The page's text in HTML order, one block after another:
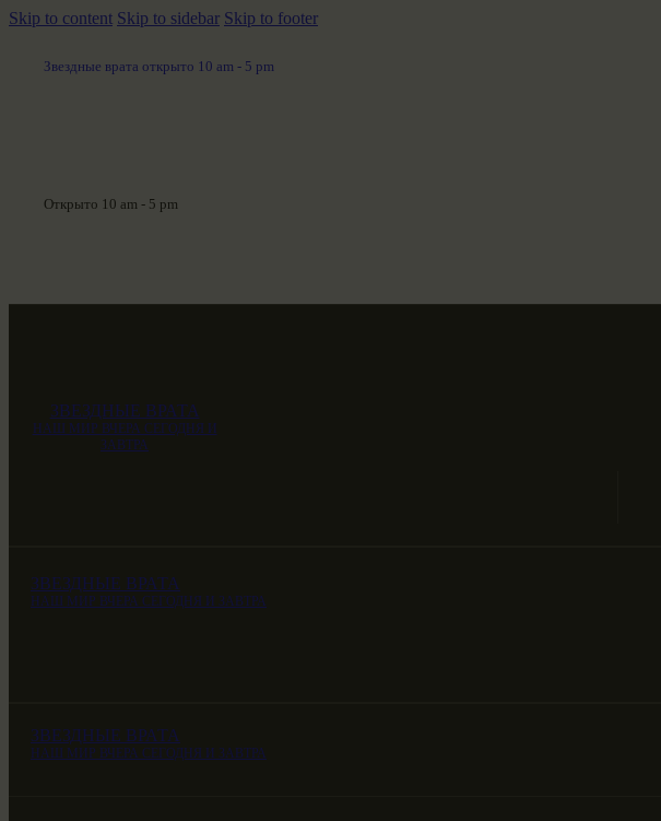
Skip to content Skip to sidebar Skip to footer
Звездные врата открыто 10 am - 5 pm
Открыто 10 am - 5 pm
ЗВЕЗДНЫЕ ВРАТА
НАШ МИР ВЧЕРА СЕГОДНЯ И
ЗАВТРА
ЗВЕЗДНЫЕ ВРАТА
НАШ МИР ВЧЕРА СЕГОДНЯ И ЗАВТРА
ЗВЕЗДНЫЕ ВРАТА
НАШ МИР ВЧЕРА СЕГОДНЯ И ЗАВТРА